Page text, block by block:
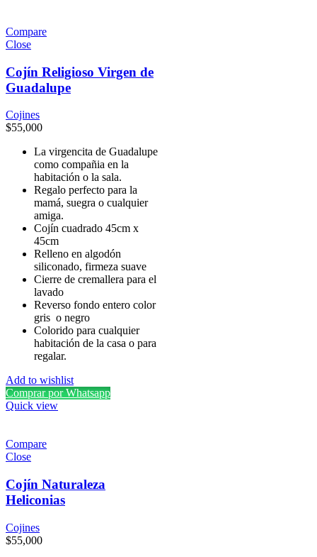
Compare
Close
Cojín Religioso Virgen de
Guadalupe
Cojines
$55,000
La virgencita de Guadalupe
como compañia en la
habitación o la sala.
Regalo perfecto para la
mamá, suegra o cualquier
amiga.
Cojín cuadrado 45cm x
45cm
Relleno en algodón
siliconado, firmeza suave
Cierre de cremallera para el
lavado
Reverso fondo entero color
gris o negro
Colorido para cualquier
habitación de la casa o para
regalar.
Add to wishlist
Comprar por Whatsapp
Quick view
Compare
Close
Cojín Naturaleza
Heliconias
Cojines
$55,000